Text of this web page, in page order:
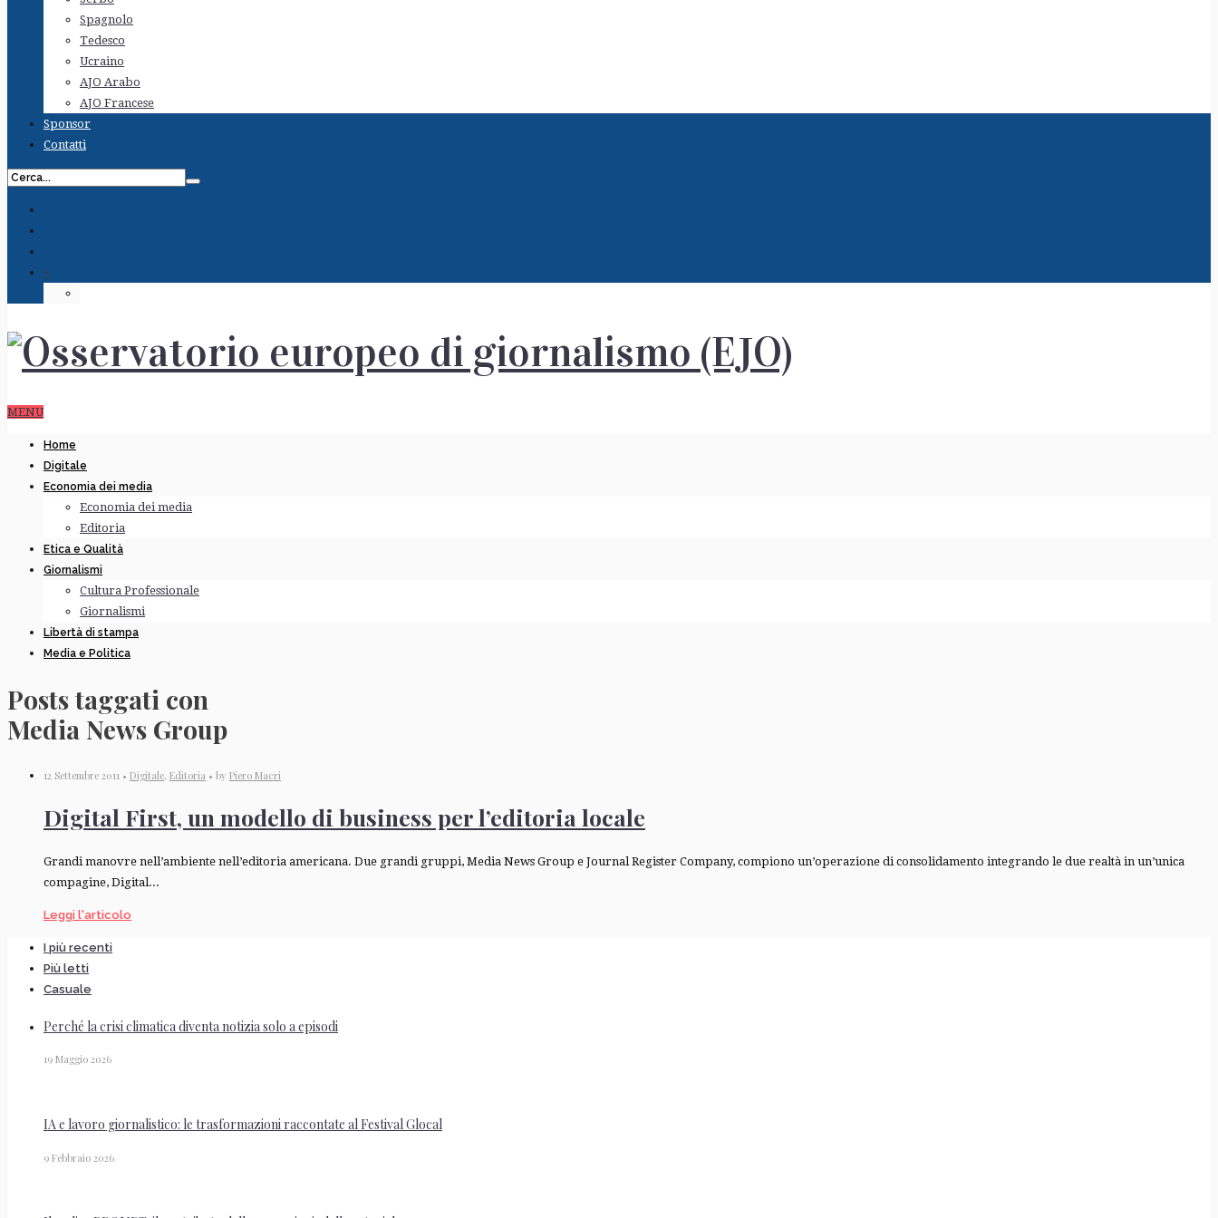
Spagnolo
Tedesco
Ucraino
AJO Arabo
AJO Francese
Sponsor
Contatti
+
MENU
Home
Digitale
Economia dei media
Economia dei media
Editoria
Etica e Qualità
Giornalismi
Cultura Professionale
Giornalismi
Libertà di stampa
Media e Politica
Posts taggati con
Media News Group
12 Settembre 2011 • Digitale, Editoria • by Piero Macri
Digital First, un modello di business per l’editoria locale
Grandi manovre nell’ambiente nell’editoria americana. Due grandi gruppi, Media News Group e Journal Register Company, compiono un’operazione di consolidamento integrando le due realtà in un’unica
compagine, Digital...
Leggi l'articolo
I più recenti
Più letti
Casuale
Perché la crisi climatica diventa notizia solo a episodi
19 Maggio 2026
IA e lavoro giornalistico: le trasformazioni raccontate al Festival Glocal
9 Febbraio 2026